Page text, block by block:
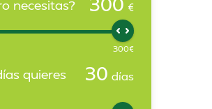
necesitas? €
300€
quieres
30 días